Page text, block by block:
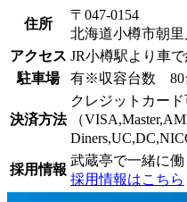
住所
〒047-0154
北海道小樽市朝
アクセス JR小樽駅より車で
駐車場
有※収容台数 80
決済方法
クレジットカー
（
採用情報
武蔵亭で一緒に働
採用情報はこちら